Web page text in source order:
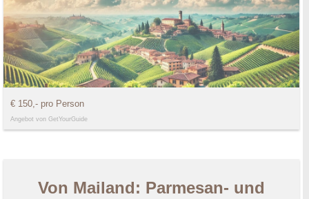
€ 150,- pro Person
Angebot von GetYourGuide
Von Mailand: Parmesan- und